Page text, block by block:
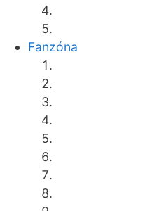
Fanzóna